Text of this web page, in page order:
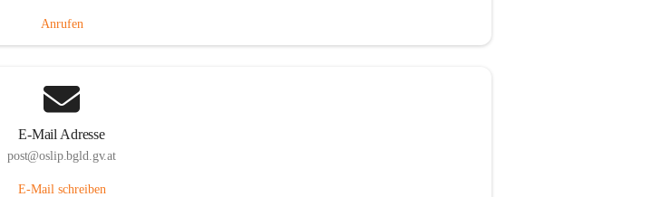
Anrufen
E-Mail Adresse
post@oslip.bgld.gv.at
E-Mail schreiben